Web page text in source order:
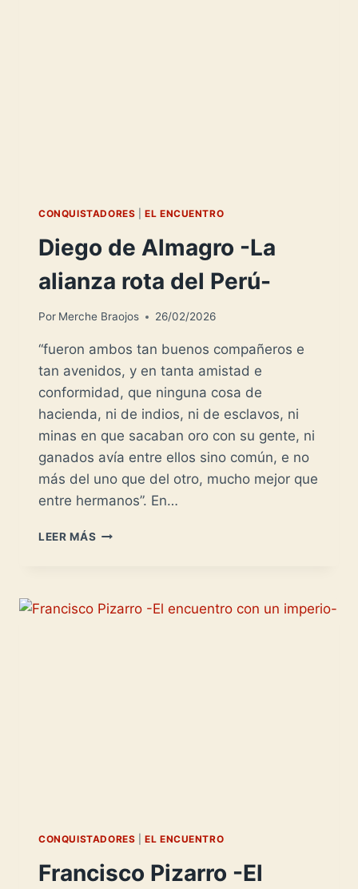
CONQUISTADORES |EL ENCUENTRO
Diego de Almagro -La
alianza rota del Perú-
Por Merche Braojos 26/02/2026
“fueron ambos tan buenos compañeros e
tan avenidos, y en tanta amistad e
conformidad, que ninguna cosa de
hacienda, ni de indios, ni de esclavos, ni
minas en que sacaban oro con su gente, ni
ganados avía entre ellos sino común, e no
más del uno que del otro, mucho mejor que
entre hermanos”. En…
LEER MÁS DIEGO
ALIANZA
CONQUISTADORES |EL ENCUENTRO
Francisco Pizarro -El